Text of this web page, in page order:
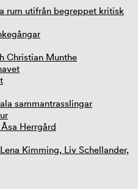
rum utifrån begreppet kritisk
Christian Munthe
sammantrasslingar
Herrgård
Kimming, Liv Schellander,